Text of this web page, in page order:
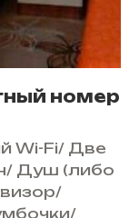
номер
Wi-Fi/ Две
/ Душ (либо
/
/